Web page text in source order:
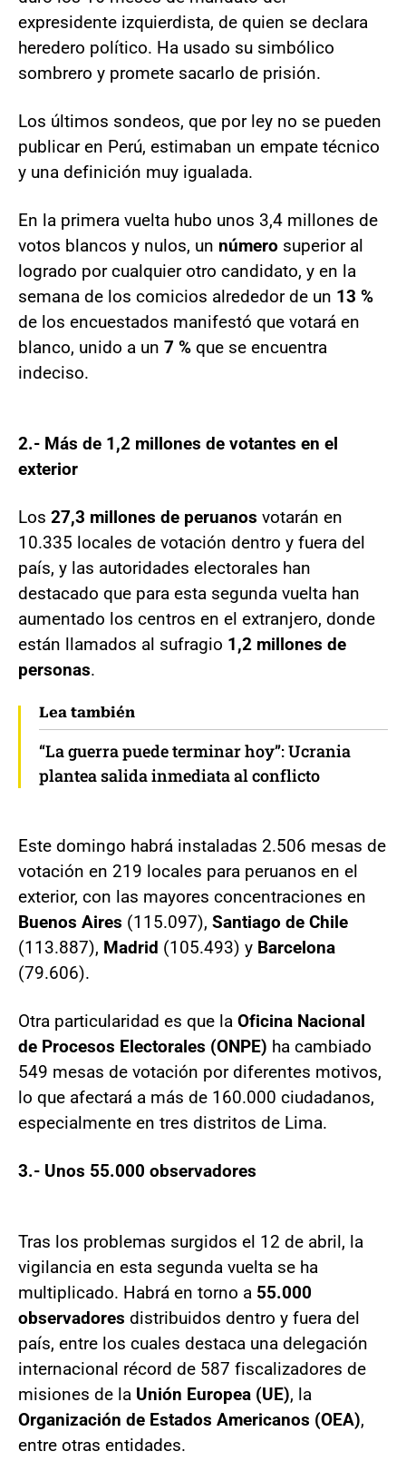
expresidente izquierdista, de quien se declara
heredero político. Ha usado su simbólico
sombrero y promete sacarlo de prisión.
Los últimos sondeos, que por ley no se pueden
publicar en Perú, estimaban un empate técnico
y una definición muy igualada.
En la primera vuelta hubo unos 3,4 millones de
votos blancos y nulos, un número superior al
logrado por cualquier otro candidato, y en la
semana de los comicios alrededor de un 13 %
de los encuestados manifestó que votará en
blanco, unido a un 7 % que se encuentra
indeciso.
2.- Más de 1,2 millones de votantes en el
exterior
Los 27,3 millones de peruanos votarán en
10.335 locales de votación dentro y fuera del
país, y las autoridades electorales han
destacado que para esta segunda vuelta han
aumentado los centros en el extranjero, donde
están llamados al sufragio 1,2 millones de
personas.
Lea también
“La guerra puede terminar hoy”: Ucrania
plantea salida inmediata al conflicto
Este domingo habrá instaladas 2.506 mesas de
votación en 219 locales para peruanos en el
exterior, con las mayores concentraciones en
Buenos Aires (115.097), Santiago de Chile
(113.887), Madrid (105.493) y Barcelona
(79.606).
Otra particularidad es que la Oficina Nacional
de Procesos Electorales (ONPE) ha cambiado
549 mesas de votación por diferentes motivos,
lo que afectará a más de 160.000 ciudadanos,
especialmente en tres distritos de Lima.
3.- Unos 55.000 observadores
Tras los problemas surgidos el 12 de abril, la
vigilancia en esta segunda vuelta se ha
multiplicado. Habrá en torno a 55.000
observadores distribuidos dentro y fuera del
país, entre los cuales destaca una delegación
internacional récord de 587 fiscalizadores de
misiones de la Unión Europea (UE), la
Organización de Estados Americanos (OEA),
entre otras entidades.